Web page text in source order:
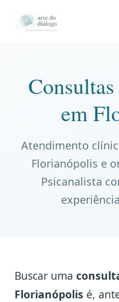
em
Atendimento
Florianópolis e
Psicanalista
Buscar uma
Florianópolis é,